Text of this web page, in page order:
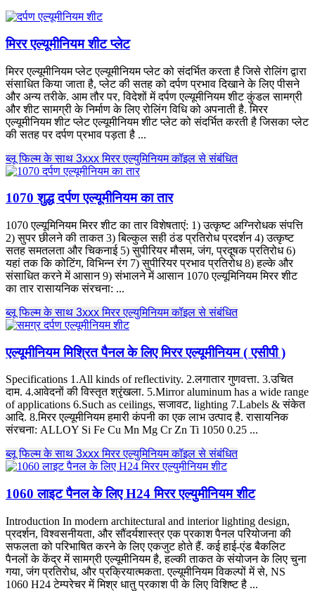
मिरर एल्यूमीनियम शीट प्लेट
मिरर एल्यूमीनियम प्लेट एल्यूमीनियम प्लेट को संदर्भित करता है जिसे रोलिंग द्वारा
संसाधित किया जाता है, प्लेट की सतह को दर्पण प्रभाव दिखाने के लिए पीसने
और अन्य तरीके. आम तौर पर, विदेशों में दर्पण एल्यूमीनियम शीट कुंडल सामग्री
और शीट सामग्री के निर्माण के लिए रोलिंग विधि को अपनाती है. मिरर
एल्यूमीनियम शीट प्लेट एल्यूमीनियम शीट प्लेट को संदर्भित करती है जिसका प्लेट
की सतह पर दर्पण प्रभाव पड़ता है ...
ब्लू फिल्म के साथ 3xxx मिरर एल्युमिनियम कॉइल से संबंधित
1070 शुद्ध दर्पण एल्यूमीनियम का तार
1070 एल्यूमिनियम मिरर शीट का तार विशेषताएं: 1) उत्कृष्ट अग्निरोधक संपत्ति
2) सुपर छीलने की ताकत 3) बिल्कुल सही ठंड प्रतिरोध प्रदर्शन 4) उत्कृष्ट
सतह समतलता और चिकनाई 5) सुपीरियर मौसम, जंग, प्रदूषक प्रतिरोध 6)
यहां तक ​​कि कोटिंग, विभिन्न रंग 7) सुपीरियर प्रभाव प्रतिरोध 8) हल्के और
संसाधित करने में आसान 9) संभालने में आसान 1070 एल्यूमिनियम मिरर शीट
का तार रासायनिक संरचना: ...
ब्लू फिल्म के साथ 3xxx मिरर एल्युमिनियम कॉइल से संबंधित
एल्यूमीनियम मिश्रित पैनल के लिए मिरर एल्यूमीनियम ( एसीपी )
Specifications 1.All kinds of reflectivity. 2.लगातार गुणवत्ता. 3.उचित
दाम. 4.आवेदनों की विस्तृत श्रृंखला. 5.Mirror aluminum has a wide range
of applications 6.Such as ceilings, सजावट, lighting 7.Labels & संकेत
आदि. 8.मिरर एल्यूमीनियम हमारी कंपनी का एक लाभ उत्पाद है. रासायनिक
संरचना: ALLOY Si Fe Cu Mn Mg Cr Zn Ti 1050 0.25 ...
ब्लू फिल्म के साथ 3xxx मिरर एल्युमिनियम कॉइल से संबंधित
1060 लाइट पैनल के लिए H24 मिरर एल्युमीनियम शीट
Introduction In modern architectural and interior lighting design,
प्रदर्शन, विश्वसनीयता, और सौंदर्यशास्त्र एक प्रकाश पैनल परियोजना की
सफलता को परिभाषित करने के लिए एकजुट होते हैं. कई हाई-एंड बैकलिट
पैनलों के केंद्र में सामग्री एल्यूमीनियम है, हल्की ताकत के संयोजन के लिए चुना
गया, जंग प्रतिरोध, और प्रक्रियात्मकता. एल्यूमीनियम विकल्पों में से, NS
1060 H24 टेम्परेचर में मिश्र धातु प्रकाश पी के लिए विशिष्ट है ...